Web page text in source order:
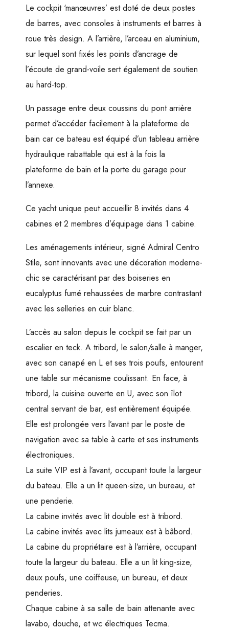
Le cockpit ‘manœuvres’ est doté de deux postes
de barres, avec consoles à instruments et barres à
roue très design. A l’arrière, l’arceau en aluminium,
sur lequel sont fixés les points d’ancrage de
l’écoute de grand-voile sert également de soutien
au hard-top.
Un passage entre deux coussins du pont arrière
permet d’accéder facilement à la plateforme de
bain car ce bateau est équipé d’un tableau arrière
hydraulique rabattable qui est à la fois la
plateforme de bain et la porte du garage pour
l’annexe.
Ce yacht unique peut accueillir 8 invités dans 4
cabines et 2 membres d’équipage dans 1 cabine.
Les aménagements intérieur, signé Admiral Centro
Stile, sont innovants avec une décoration moderne-
chic se caractérisant par des boiseries en
eucalyptus fumé rehaussées de marbre contrastant
avec les selleries en cuir blanc.
L’accès au salon depuis le cockpit se fait par un
escalier en teck. A tribord, le salon/salle à manger,
avec son canapé en L et ses trois poufs, entourent
une table sur mécanisme coulissant. En face, à
tribord, la cuisine ouverte en U, avec son îlot
central servant de bar, est entièrement équipée.
Elle est prolongée vers l’avant par le poste de
navigation avec sa table à carte et ses instruments
électroniques.
La suite VIP est à l’avant, occupant toute la largeur
du bateau. Elle a un lit queen-size, un bureau, et
une penderie.
La cabine invités avec lit double est à tribord.
La cabine invités avec lits jumeaux est à bâbord.
La cabine du propriétaire est à l’arrière, occupant
toute la largeur du bateau. Elle a un lit king-size,
deux poufs, une coiffeuse, un bureau, et deux
penderies.
Chaque cabine à sa salle de bain attenante avec
lavabo, douche, et wc électriques Tecma.